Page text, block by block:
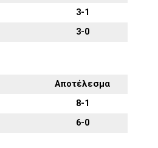
3-1
3-0
Αποτέλεσμα
8-1
6-0